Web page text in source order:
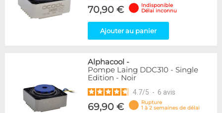
70,90 €
Indisponible
Délai inconnu
Ajouter au panier
Alphacool -
Pompe Laing DDC310 - Single
Edition - Noir
4.7/5 - 6 avis
69,90 €
Rupture
1 à 2 semaines de délai